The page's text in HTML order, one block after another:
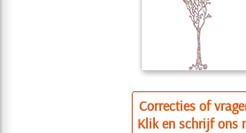
Correcties of
Klik en schrijf ons